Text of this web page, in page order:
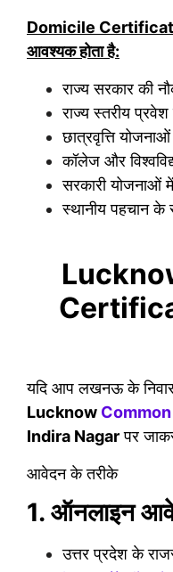
Domicile Certificate
आवश्यक होता है:
राज्य सरकार की
राज्य स्तरीय
छात्रवृत्ति
कॉलेज और
सरकारी योजनाओं
स्थानीय पहचान के
यदि आप लखनऊ के
Lucknow Common
Indira Nagarपर
आवेदन के तरीके
1. ऑनलाइन
उत्तर प्रदेश के